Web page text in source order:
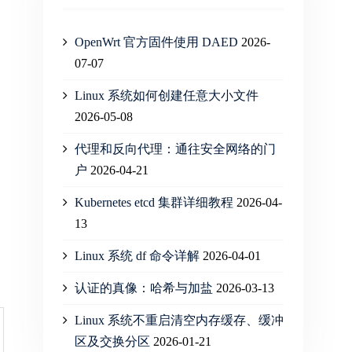
OpenWrt 官方固件使用 DAED 2026-
07-07
Linux 系统如何创建任意大小文件
2026-05-08
代理和反向代理：通往安全网络的门
户 2026-04-21
Kubernetes etcd 集群详细教程 2026-04-
13
Linux 系统 df 命令详解 2026-04-01
认证的真像：哈希与加盐 2026-03-13
Linux 系统不重启清空内存缓存、缓冲
区及交换分区 2026-01-21